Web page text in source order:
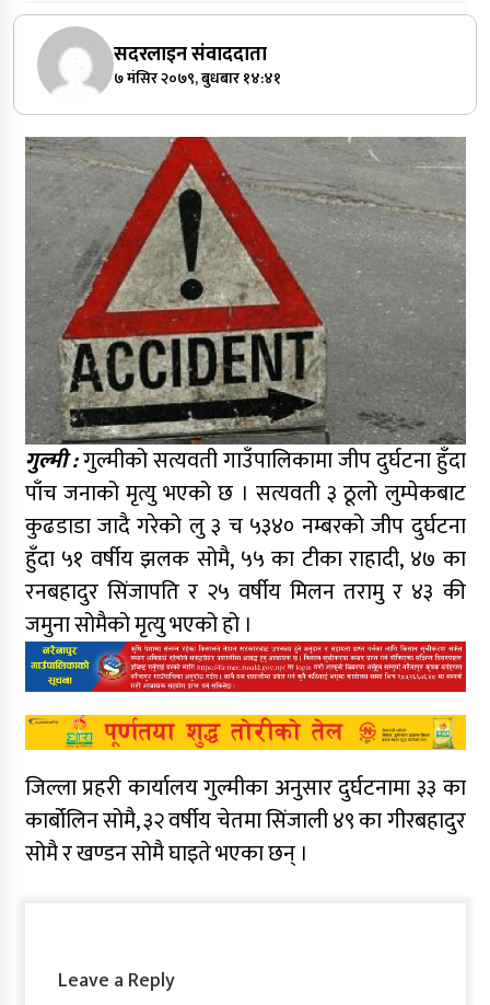
सदरलाइन संवाददाता
७ मंसिर २०७९, बुधबार १४:४१
गुल्मी :गुल्मीको सत्यवती गाउँपालिकामा जीप दुर्घटना हुँदा
पाँच जनाको मृत्यु भएको छ । सत्यवती ३ ठूलो लुम्पेकबाट
कुढडाडा जादै गरेको लु ३ च ५३४० नम्बरको जीप दुर्घटना
हुँदा ५१ वर्षीय झलक सोमै, ५५ का टीका राहादी, ४७ का
रनबहादुर सिंजापति र २५ वर्षीय मिलन तरामु र ४३ की
जमुना सोमैको मृत्यु भएको हो ।
जिल्ला प्रहरी कार्यालय गुल्मीका अनुसार दुर्घटनामा ३३ का
कार्बोलिन सोमै, ३२ वर्षीय चेतमा सिंजाली ४९ का गीरबहादुर
सोमै र खण्डन सोमै घाइते भएका छन् ।
Leave a Reply